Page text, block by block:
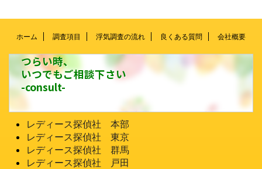
ホーム 調査項目 浮気調査の流れ 良くある質問 会社概要
つらい時、
いつでもご相談下さい
-consult-
レディース探偵社 本部
レディース探偵社 東京
レディース探偵社 群馬
レディース探偵社 戸田